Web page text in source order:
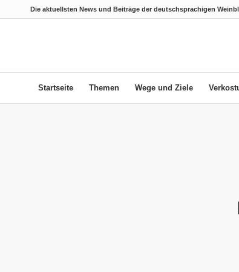
Die aktuellsten News und Beiträge der deutschsprachigen
Startseite Themen Wege und Ziele